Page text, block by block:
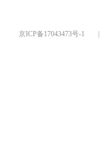
京ICP备17043473号-1